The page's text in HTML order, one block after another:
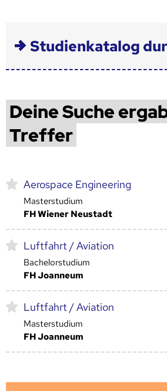
Studienkatalog
Deine Suche
Treffer
Aerospace Engineering
Masterstudium
FH Wiener Neustadt
Luftfahrt / Aviation
Bachelorstudium
FH Joanneum
Luftfahrt / Aviation
Masterstudium
FH Joanneum